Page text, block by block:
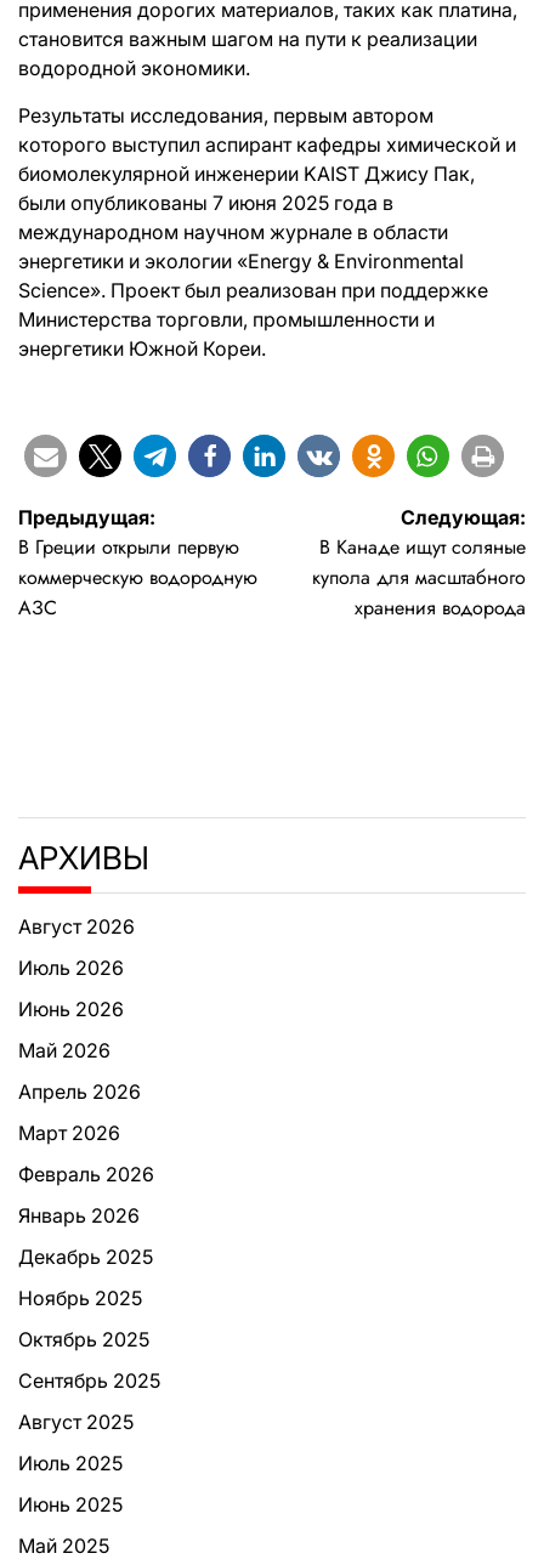
применения дорогих материалов, таких как платина,
становится важным шагом на пути к реализации
водородной экономики.
Результаты исследования, первым автором
которого выступил аспирант кафедры химической и
биомолекулярной инженерии KAIST Джису Пак,
были опубликованы 7 июня 2025 года в
международном научном журнале в области
энергетики и экологии «Energy & Environmental
Science». Проект был реализован при поддержке
Министерства торговли, промышленности и
энергетики Южной Кореи.
Навигация
по
записям
Предыдущая:
В Греции открыли первую
коммерческую водородную
АЗС
Следующая:
В Канаде ищут соляные
купола для масштабного
хранения водорода
АРХИВЫ
Август 2026
Июль 2026
Июнь 2026
Май 2026
Апрель 2026
Март 2026
Февраль 2026
Январь 2026
Декабрь 2025
Ноябрь 2025
Октябрь 2025
Сентябрь 2025
Август 2025
Июль 2025
Июнь 2025
Май 2025